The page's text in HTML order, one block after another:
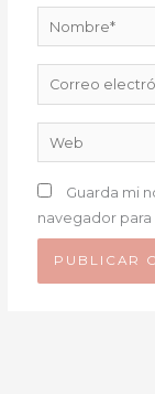
Nombre*
Correo
electrónico*
Guarda mi
navegador